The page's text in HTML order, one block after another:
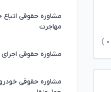
۰
مشاوره حقوقی اتباع
مهاجرت
مشاوره حقوقی اجرای
مشاوره حقوقی